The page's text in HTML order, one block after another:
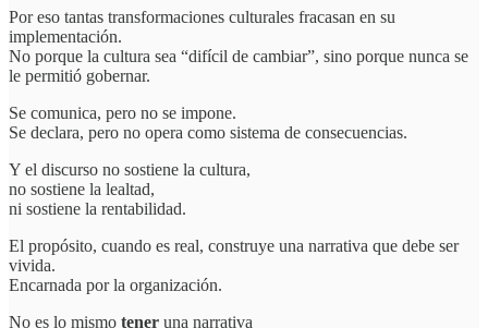
Por eso tantas transformaciones culturales fracasan en su
implementación.
No porque la cultura sea “difícil de cambiar”, sino porque nunca se
le permitió gobernar.
Se comunica, pero no se impone.
Se declara, pero no opera como sistema de consecuencias.
Y el discurso no sostiene la cultura,
no sostiene la lealtad,
ni sostiene la rentabilidad.
El propósito, cuando es real, construye una narrativa que debe ser
vivida.
Encarnada por la organización.
No es lo mismo tener una narrativa